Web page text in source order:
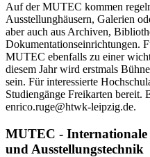
Auf der MUTEC kommen
Ausstellunghäusern, Galerien
aber auch aus Archiven,
Dokumentationseinrichtungen.
MUTEC ebenfalls zu einer
diesem Jahr wird erstmals
sein. Für interessierte
Studiengänge Freikarten bereit.
enrico.ruge@htwk-leipzig.de.
MUTEC - Internationale
und Ausstellungstechnik